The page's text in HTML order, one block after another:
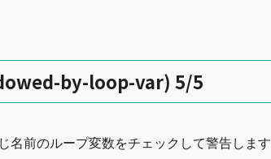
by-loop-var) 5/5
前のループ変数をチェックして警告します